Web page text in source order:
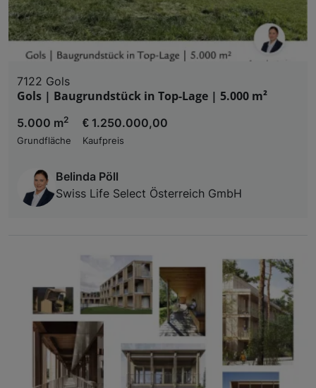
7122 Gols
Gols | Baugrundstück in Top-Lage | 5.000 m²
5.000 m2
Grundfläche
€ 1.250.000,00
Kaufpreis
Belinda Pöll
Swiss Life Select Österreich GmbH